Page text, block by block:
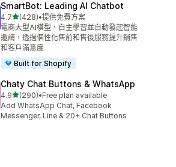
SmartBot: Leading AI Chatbot
4.7滿分 5 顆星
(428)
共有 428 則評價
•提供免費方案
電商大型AI模型，自主學習並自動發起智能
邀請，透過個性化售前和售後服務提升銷售
和客戶滿意度
Built for Shopify
Chaty Chat Buttons & WhatsApp
4.9滿分 5 顆星
(290)
共有 290 則評價
•Free plan available
Add WhatsApp Chat, Facebook
Messenger, Line & 20+ Chat Buttons